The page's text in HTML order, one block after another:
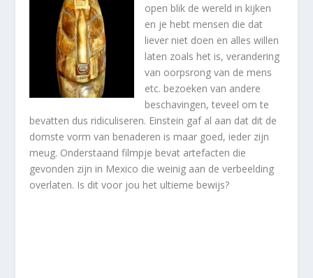
open blik de wereld in kijken
en je hebt mensen die dat
liever niet doen en alles willen
laten zoals het is, verandering
van oorpsrong van de mens
etc. bezoeken van andere
beschavingen, teveel om te
bevatten dus ridiculiseren. Einstein gaf al aan dat dit de
domste vorm van benaderen is maar goed, ieder zijn
meug. Onderstaand filmpje bevat artefacten die
gevonden zijn in Mexico die weinig aan de verbeelding
overlaten. Is dit voor jou het ultieme bewijs?